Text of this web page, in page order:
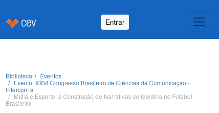
Entrar
Biblioteca
Eventos
Evento: XXVI Congresso Brasileiro de Ciências da Comunicação -
Intercom s
Mídia e Esporte: a Construção de Narrativas de Idolatria no Futebol
Brasileiro